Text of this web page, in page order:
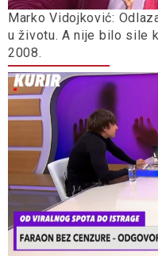
Marko Vidojković:
u životu. A nije bilo sile
2008.